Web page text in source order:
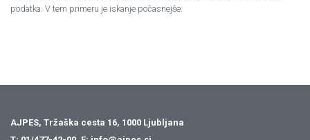
podatka. V tem primeru je iskanje počasnejše.
AJPES, Tržaška cesta 16, 1000 Ljubljana